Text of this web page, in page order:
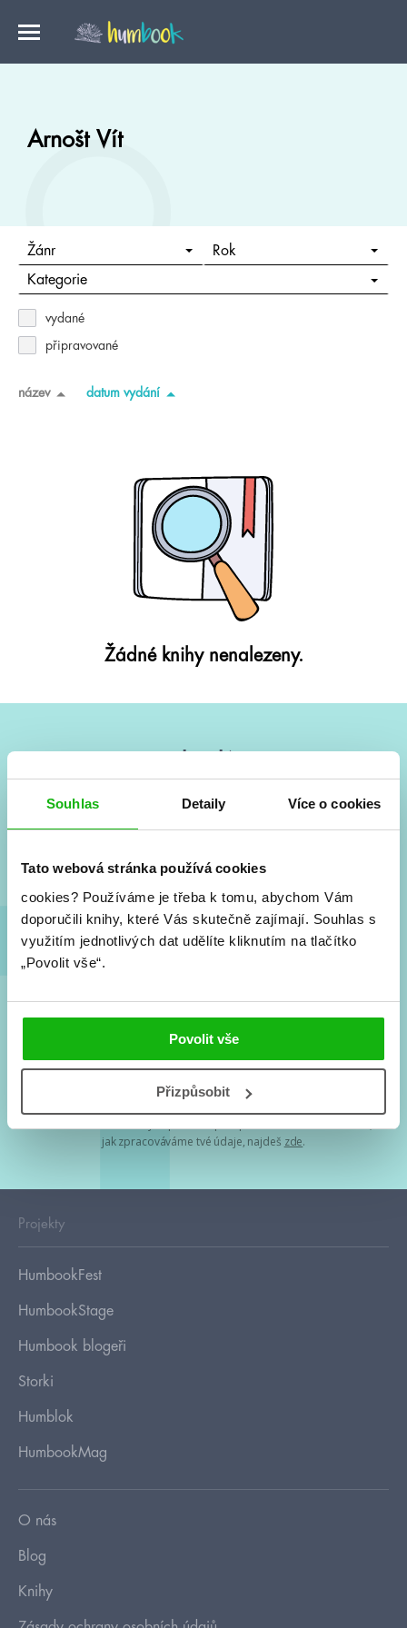
Souhlas Detaily Více o cookies
Tato webová stránka používá cookies
cookies? Používáme je třeba k tomu, abychom Vám
doporučili knihy, které Vás skutečně zajímají. Souhlas s
využitím jednotlivých dat udělíte kliknutím na tlačítko
„Povolit vše“.
Povolit vše
Přizpůsobit
Arnošt Vít
Žánr Rok
Kategorie
vydané
připravované
název datum vydání
Žádné knihy nenalezeny.
Vše kolem #youngadult každý měsíc rovnou do mailu!
a seriálové adaptace a další.
Souhlasím spodmínkami zpracování osobních údajů
Tvá e-mailová adresa je u nás v bezpečí. Přečti si
jak zpracováváme tvé údaje, najdeš zde.
Projekty
HumbookFest
HumbookStage
Humbook blogeři
Storki
Humblok
HumbookMag
O nás
Blog
Knihy